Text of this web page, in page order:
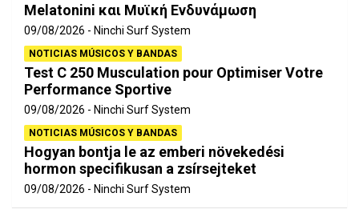
Melatonini και Μυϊκή Ενδυνάμωση
09/08/2026 Ninchi Surf System
NOTICIAS MÚSICOS Y BANDAS
Test C 250 Musculation pour Optimiser Votre
Performance Sportive
09/08/2026 Ninchi Surf System
NOTICIAS MÚSICOS Y BANDAS
Hogyan bontja le az emberi növekedési
hormon specifikusan a zsírsejteket
09/08/2026 Ninchi Surf System